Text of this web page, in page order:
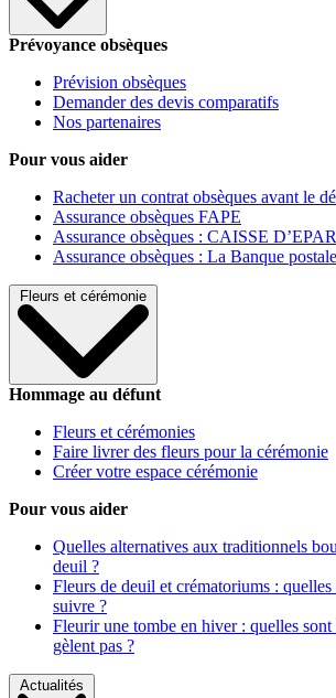
Prévoyance obsèques
Prévision obsèques
Demander des devis comparatifs
Nos partenaires
Pour vous aider
Racheter un contrat obsèques avant le
Assurance obsèques FAPE
Assurance obsèques : CAISSE
Assurance obsèques : La Banque postale
Fleurs et cérémonie
Hommage au défunt
Fleurs et cérémonies
Faire livrer des fleurs pour la cérémonie
Créer votre espace cérémonie
Pour vous aider
Quelles alternatives aux traditionnels
deuil ?
Fleurs de deuil et crématoriums : quelles
suivre ?
Fleurir une tombe en hiver : quelles
gèlent pas ?
Actualités